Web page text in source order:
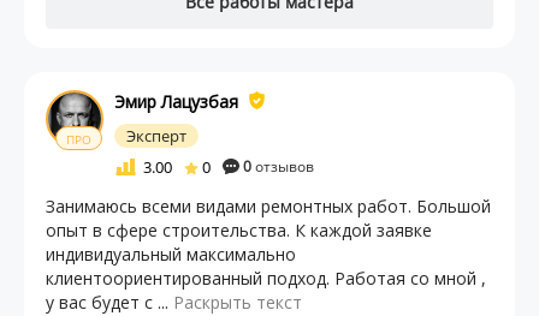
ПРО
Эмир Лацузбая
Эксперт
3.00
0 0отзывов
Занимаюсь всеми видами ремонтных работ. Большой
опыт в сфере строительства. К каждой заявке
индивидуальный максимально
клиентоориентированный подход. Работая со мной ,
у вас будет с ... Раскрыть текст